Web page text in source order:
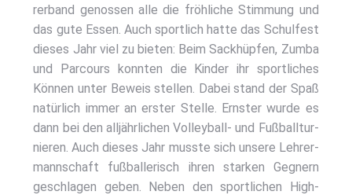
rer­band genos­sen alle die fröh­li­che Stim­mung und
das gute Essen. Auch sport­lich hat­te das Schul­fest
die­ses Jahr viel zu bie­ten: Beim Sack­hüp­fen, Zum­ba
und Par­cours konn­ten die Kin­der ihr sport­li­ches
Kön­nen unter Beweis stel­len. Dabei stand der Spaß
natür­lich immer an ers­ter Stel­le. Erns­ter wur­de es
dann bei den all­jähr­li­chen Vol­ley­ball- und Fuß­ball­tur­
nie­ren. Auch die­ses Jahr muss­te sich unse­re Leh­rer­
mann­schaft fuß­bal­le­risch ihren star­ken Geg­nern
geschla­gen geben. Neben den sport­li­chen High­